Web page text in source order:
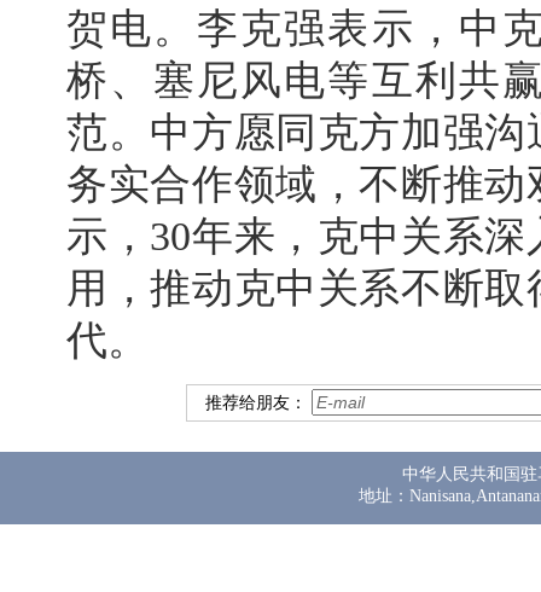
贺电。李克强表示，中
桥、塞尼风电等互利共
范。中方愿同克方加强
务实合作领域，不断推
示，30年来，克中关系
用，推动克中关系不断
代。
推荐给朋友：
中华人民共和国
地址：